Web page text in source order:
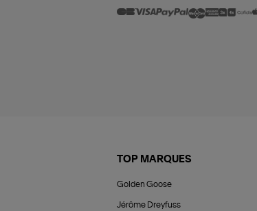
TOP MARQUES
Golden Goose
Jérôme Dreyfuss